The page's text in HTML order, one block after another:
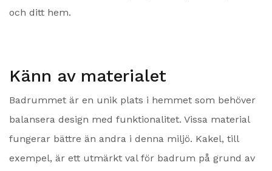
och ditt hem.
Känn av materialet
Badrummet är en unik plats i hemmet som behöver
balansera design med funktionalitet. Vissa material
fungerar bättre än andra i denna miljö. Kakel, till
exempel, är ett utmärkt val för badrum på grund av